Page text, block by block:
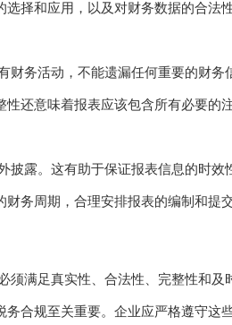
择和应用，以及对财务数据的合法
财务活动，不能遗漏任何重要的财务
还意味着报表应该包含所有必要的
披露。这有助于保证报表信息的时效
务周期，合理安排报表的编制和提
满足真实性、合法性、完整性和及
合规至关重要。企业应严格遵守这